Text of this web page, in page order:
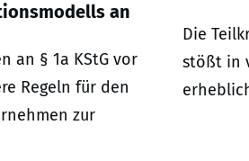
an
an § 1a KStG vor
Regeln für den
zur
Die
stößt in